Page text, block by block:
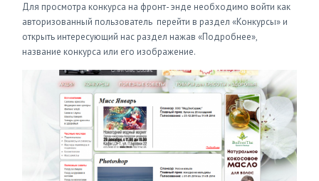
Для просмотра конкурса на фронт- энде необходимо войти как
авторизованный пользователь перейти в раздел «Конкурсы» и
открыть интересующий нас раздел нажав «Подробнее»,
название конкурса или его изображение.